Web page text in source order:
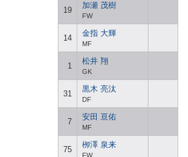
19
加瀬 茂樹
FW
14
金指 大輝
MF
1
松井 翔
GK
31
黒木 亮汰
DF
7
安田 亘佑
MF
75
栁澤 泉来
FW